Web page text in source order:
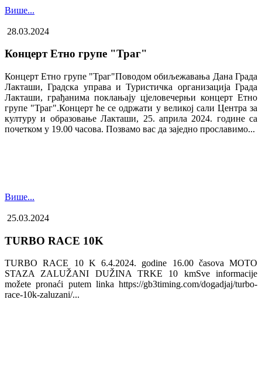
Више...
28.03.2024
Концерт Етно групе "Траг"
Концерт Етно групе "Траг"Поводом обиљежавања Дана Града
Лакташи, Градска управа и Туристичка организација Града
Лакташи, грађанима поклањају цјеловечерњи концерт Етно
групе "Траг".Концерт ће се одржати у великој сали Центра за
културу и образовање Лакташи, 25. априла 2024. године са
почетком у 19.00 часова. Позвамо вас да заједно прославимо...
Више...
25.03.2024
TURBO RACE 10K
TURBO RACE 10 K 6.4.2024. godine 16.00 časova MOTO
STAZA ZALUŽANI DUŽINA TRKE 10 kmSve informacije
možete pronaći putem linka https://gb3timing.com/dogadjaj/turbo-
race-10k-zaluzani/...